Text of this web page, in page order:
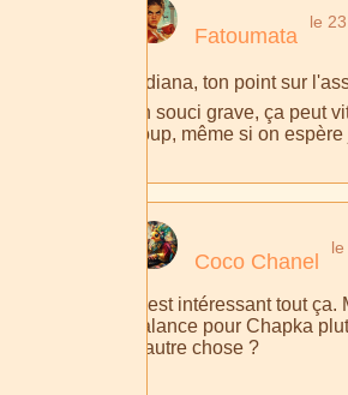
Fatoumata
le
Indiana, ton point sur
un souci grave, ça peut
coup, même si on
Coco Chanel
C'est intéressant tout
balance pour Chapka
d'autre chose ?